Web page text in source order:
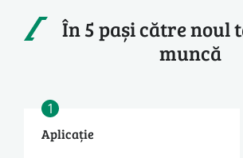
În 5 pași către noul
muncă
1
Aplicație